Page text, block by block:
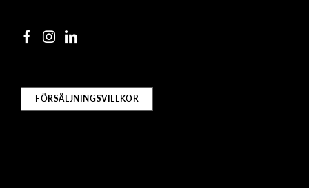
FÖRSÄLJNINGSVILLKOR